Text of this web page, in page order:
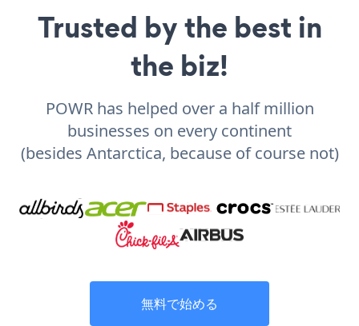
Trusted by the best in
the biz!
POWR has helped over a half million
businesses on every continent
(besides Antarctica, because of course not)
無料で始める